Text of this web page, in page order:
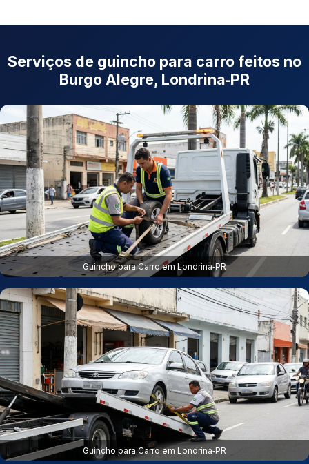
Serviços de guincho para carro feitos no
Burgo Alegre, Londrina‑PR
Guincho para Carro em Londrina‑PR
Guincho para Carro em Londrina‑PR